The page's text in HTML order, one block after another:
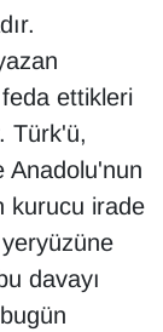
ettikleri
Türk'ü,
Anadolu'nun
kurucu irade
davayı